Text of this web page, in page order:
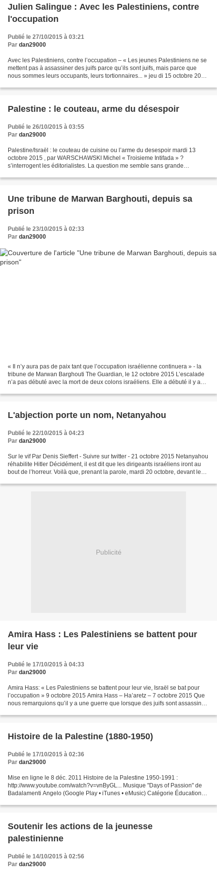
Julien Salingue : Avec les Palestiniens, contre
l'occupation
Publié le 27/10/2015 à 03:21
Par dan29000
Avec les Palestiniens, contre l’occupation – « Les jeunes Palestiniens ne se
mettent pas à assassiner des juifs parce qu’ils sont juifs, mais parce que
nous sommes leurs occupants, leurs tortionnaires... » jeu di 15 octobre 2015
Palestine : le couteau, arme du désespoir
Publié le 26/10/2015 à 03:55
Par dan29000
Palestine/Israël : le couteau de cuisine ou l’arme du desespoir mardi 13
octobre 2015 , par WARSCHAWSKI Michel « Troisieme Intifada » ?
s’interrogent les éditorialistes. La question me semble sans grande
Une tribune de Marwan Barghouti, depuis sa
prison
Publié le 23/10/2015 à 02:33
Par dan29000
« Il n’y aura pas de paix tant que l’occupation israélienne continuera » - la
tribune de Marwan Barghouti The Guardian, le 12 octobre 2015 L’escalade
n’a pas débuté avec la mort de deux colons israéliens. Elle a débuté il y a
L'abjection porte un nom, Netanyahou
Publié le 22/10/2015 à 04:23
Par dan29000
Sur le vif Par Denis Sieffert - Suivre sur twitter - 21 octobre 2015 Netanyahou
réhabilite Hitler Décidément, il est dit que les dirigeants israéliens iront au
bout de l’horreur. Voilà que, prenant la parole, mardi 20 octobre, devant le
Publicité
Amira Hass : Les Palestiniens se battent pour
leur vie
Publié le 17/10/2015 à 04:33
Par dan29000
Amira Hass: « Les Palestiniens se battent pour leur vie, Israël se bat pour
l’occupation » 9 octobre 2015 Amira Hass – Ha’aretz – 7 octobre 2015 Que
nous remarquions qu’il y a une guerre que lorsque des juifs sont assassinés
Histoire de la Palestine (1880-1950)
Publié le 17/10/2015 à 02:36
Par dan29000
Mise en ligne le 8 déc. 2011 Histoire de la Palestine 1950-1991 :
http://www.youtube.com/watch?v=vnByGL... Musique "Days of Passion" de
Badalamenti Angelo (Google Play • iTunes • eMusic) Catégorie Éducation
Soutenir les actions de la jeunesse
palestinienne
Publié le 14/10/2015 à 02:56
Par dan29000